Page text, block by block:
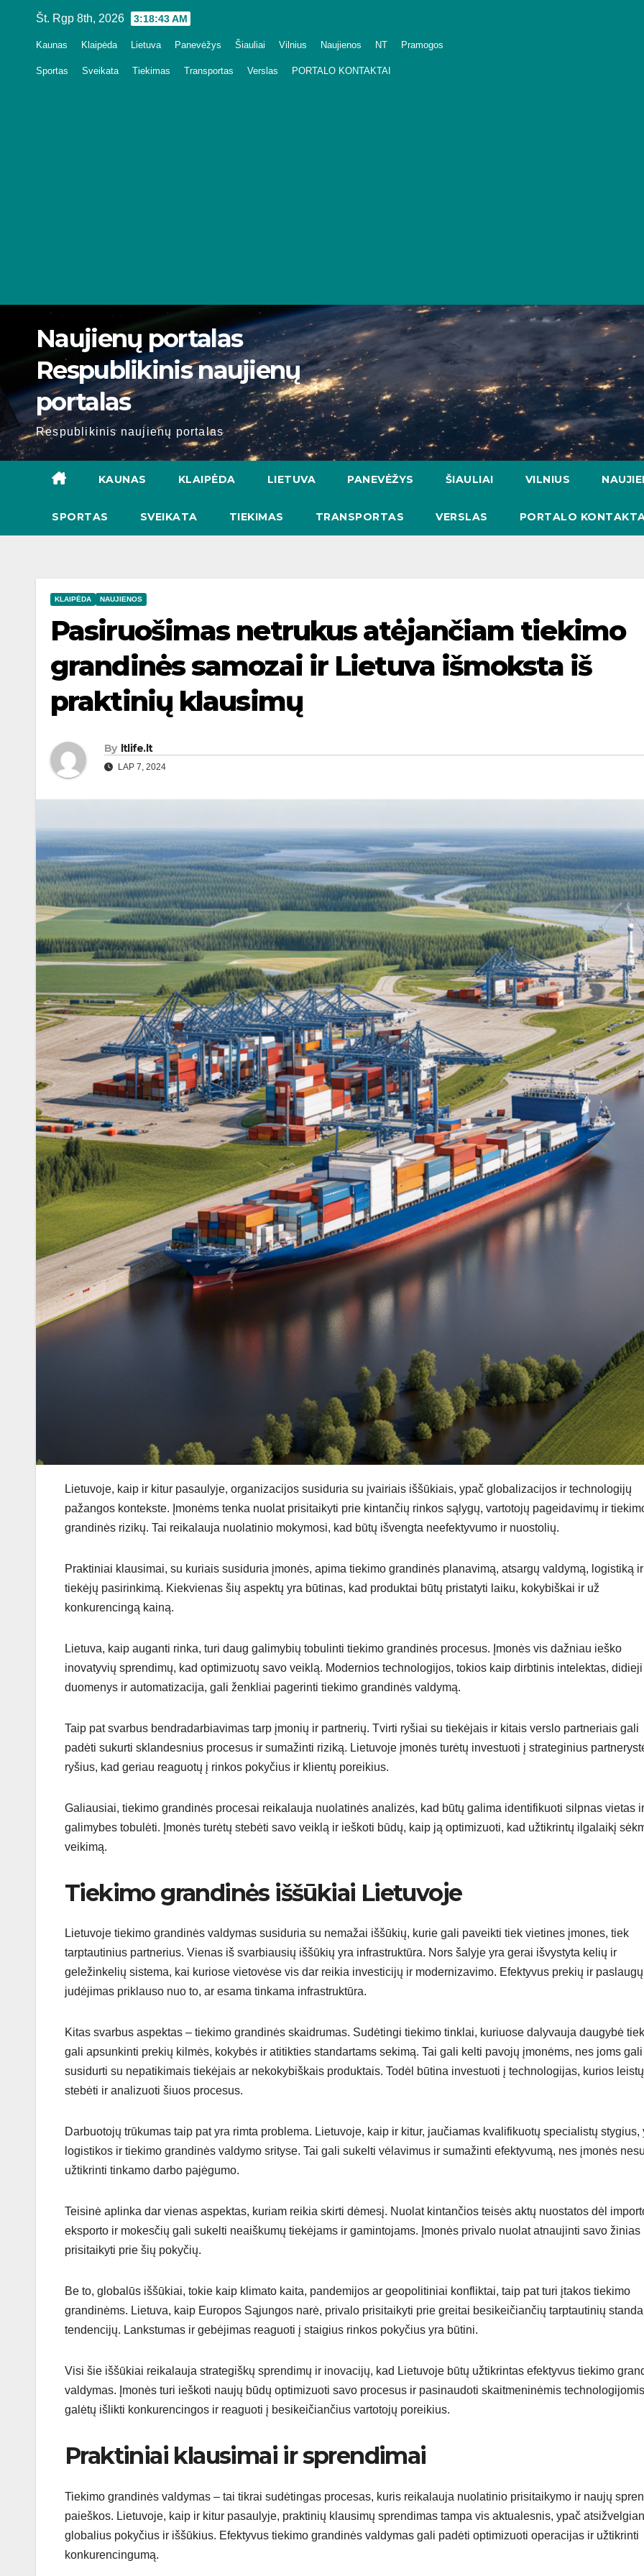
Št. Rgp 8th, 2026 3:18:45 AM
Kaunas Klaipėda Lietuva Panevėžys Šiauliai Vilnius Naujienos NT Pramogos
Sportas Sveikata Tiekimas Transportas Verslas PORTALO KONTAKTAI
Naujienų portalas
Respublikinis naujienų
portalas
Respublikinis naujienų portalas
KAUNAS KLAIPĖDA LIETUVA PANEVĖŽYS ŠIAULIAI VILNIUS
SPORTAS SVEIKATA TIEKIMAS TRANSPORTAS VERSLAS PORTALO
KLAIPĖDA NAUJIENOS
Pasiruošimas netrukus atėjančiam tiekimo
grandinės samozai ir Lietuva išmoksta iš
praktinių klausimų
By ltlife.lt
LAP 7, 2024
Lietuvoje, kaip ir kitur pasaulyje, organizacijos susiduria su įvairiais iššūkiais, ypač globalizacijos ir technologijų
pažangos kontekste. Įmonėms tenka nuolat prisitaikyti prie kintančių rinkos sąlygų, vartotojų pageidavimų ir
grandinės rizikų. Tai reikalauja nuolatinio mokymosi, kad būtų išvengta neefektyvumo ir nuostolių.
Praktiniai klausimai, su kuriais susiduria įmonės, apima tiekimo grandinės planavimą, atsargų valdymą, logistiką ir
tiekėjų pasirinkimą. Kiekvienas šių aspektų yra būtinas, kad produktai būtų pristatyti laiku, kokybiškai ir už
konkurencingą kainą.
Lietuva, kaip auganti rinka, turi daug galimybių tobulinti tiekimo grandinės procesus. Įmonės vis dažniau ieško
inovatyvių sprendimų, kad optimizuotų savo veiklą. Modernios technologijos, tokios kaip dirbtinis intelektas, didieji
duomenys ir automatizacija, gali ženkliai pagerinti tiekimo grandinės valdymą.
Taip pat svarbus bendradarbiavimas tarp įmonių ir partnerių. Tvirti ryšiai su tiekėjais ir kitais verslo partneriais gali
padėti sukurti sklandesnius procesus ir sumažinti riziką. Lietuvoje įmonės turėtų investuoti į strateginius
ryšius, kad geriau reaguotų į rinkos pokyčius ir klientų poreikius.
Galiausiai, tiekimo grandinės procesai reikalauja nuolatinės analizės, kad būtų galima identifikuoti silpnas vietas ir
galimybes tobulėti. Įmonės turėtų stebėti savo veiklą ir ieškoti būdų, kaip ją optimizuoti, kad užtikrintų ilgalaikį
veikimą.
Tiekimo grandinės iššūkiai Lietuvoje
Lietuvoje tiekimo grandinės valdymas susiduria su nemažai iššūkių, kurie gali paveikti tiek vietines įmones, tiek
tarptautinius partnerius. Vienas iš svarbiausių iššūkių yra infrastruktūra. Nors šalyje yra gerai išvystyta kelių ir
geležinkelių sistema, kai kuriose vietovėse vis dar reikia investicijų ir modernizavimo. Efektyvus prekių ir paslaugų
judėjimas priklauso nuo to, ar esama tinkama infrastruktūra.
Kitas svarbus aspektas – tiekimo grandinės skaidrumas. Sudėtingi tiekimo tinklai, kuriuose dalyvauja daugybė
gali apsunkinti prekių kilmės, kokybės ir atitikties standartams sekimą. Tai gali kelti pavojų įmonėms, nes joms
susidurti su nepatikimais tiekėjais ar nekokybiškais produktais. Todėl būtina investuoti į technologijas, kurios leistų
stebėti ir analizuoti šiuos procesus.
Darbuotojų trūkumas taip pat yra rimta problema. Lietuvoje, kaip ir kitur, jaučiamas kvalifikuotų specialistų stygius,
logistikos ir tiekimo grandinės valdymo srityse. Tai gali sukelti vėlavimus ir sumažinti efektyvumą, nes įmonės
užtikrinti tinkamo darbo pajėgumo.
Teisinė aplinka dar vienas aspektas, kuriam reikia skirti dėmesį. Nuolat kintančios teisės aktų nuostatos dėl
eksporto ir mokesčių gali sukelti neaiškumų tiekėjams ir gamintojams. Įmonės privalo nuolat atnaujinti savo žinias
prisitaikyti prie šių pokyčių.
Be to, globalūs iššūkiai, tokie kaip klimato kaita, pandemijos ar geopolitiniai konfliktai, taip pat turi įtakos tiekimo
grandinėms. Lietuva, kaip Europos Sąjungos narė, privalo prisitaikyti prie greitai besikeičiančių tarptautinių
tendencijų. Lankstumas ir gebėjimas reaguoti į staigius rinkos pokyčius yra būtini.
Visi šie iššūkiai reikalauja strategiškų sprendimų ir inovacijų, kad Lietuvoje būtų užtikrintas efektyvus tiekimo
valdymas. Įmonės turi ieškoti naujų būdų optimizuoti savo procesus ir pasinaudoti skaitmeninėmis
galėtų išlikti konkurencingos ir reaguoti į besikeičiančius vartotojų poreikius.
Praktiniai klausimai ir sprendimai
Tiekimo grandinės valdymas – tai tikrai sudėtingas procesas, kuris reikalauja nuolatinio prisitaikymo ir naujų
paieškos. Lietuvoje, kaip ir kitur pasaulyje, praktinių klausimų sprendimas tampa vis aktualesnis, ypač
globalius pokyčius ir iššūkius. Efektyvus tiekimo grandinės valdymas gali padėti optimizuoti operacijas ir užtikrinti
konkurencingumą.